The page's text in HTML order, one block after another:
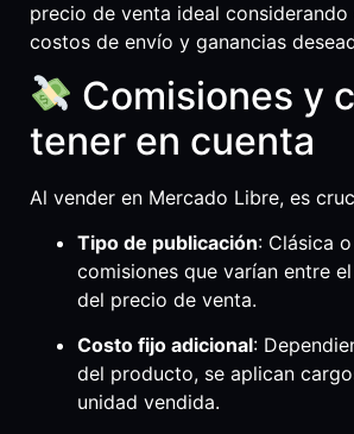
precio de venta ideal considerando
costos de envío y ganancias
Comisiones y
tener en cuenta
Al vender en Mercado Libre, es
Tipo de publicación: Clásica
comisiones que varían entre
del precio de venta.
Costo fijo adicional:
del producto, se aplican
unidad vendida.